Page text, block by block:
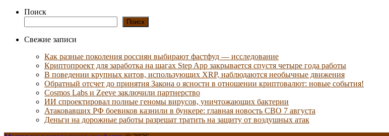
Поиск
Поиск
Свежие записи
Как разные поколения россиян выбирают фастфуд — исследование
Криптопроект для заработка на шагах Step App закрывается спустя четыре года работы
В поведении крупных китов, использующих XRP, наблюдаются необычные движения
Обратный отсчет до принятия Закона о ясности в отношении криптовалют: новые события!
Cosmos Labs и Zeeve заключили партнерство
ИИ спроектировал полные геномы вирусов, уничтожающих бактерии
Атаковавших РФ боевиков казнили в бункере: главная новость СВО 7 августа
Деньги на дорожные работы разрешат тратить на защиту от воздушных атак